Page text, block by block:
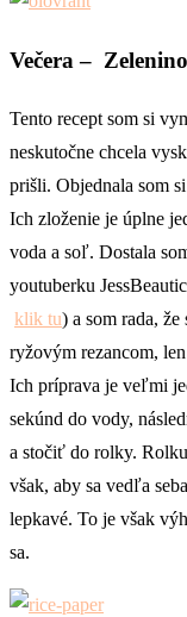
Večera –
Tento recept som si
neskutočne chcela
prišli. Objednala som
Ich zloženie je úplne
voda a soľ. Dostala
youtuberku
klik tu) a som rada,
ryžovým rezancom, len
Ich príprava je veľmi
sekúnd do vody,
a stočiť do rolky.
však, aby sa vedľa
lepkavé. To je však
sa.